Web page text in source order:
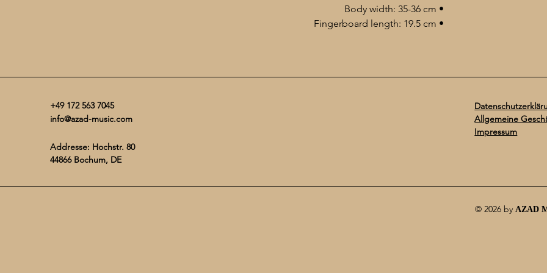
• Body width: 35-36 cm
• Fingerboard length: 19.5 cm
+49 172 563 7045
info@azad-music.com
Addresse: Hochstr. 80
44866 Bochum, DE
Allgemeine
Impressum
© 2026 by AZAD